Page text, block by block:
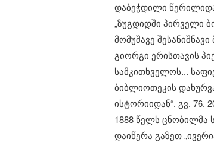
დაბეჭდილი
​„ზუგდიდში პირველი
მომუშავე
გიორგი ერისთავის
სამკითხველოს...
ბიბლიოთეკის
ისტორიიდან“. გვ. 76.
​1888 წელს ცნობილმა
დაიწერა გაზეთ